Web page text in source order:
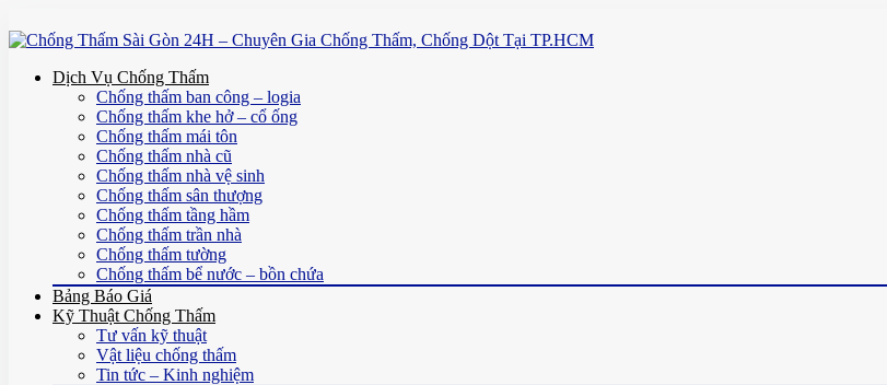
Dịch Vụ Chống Thấm
Chống thấm ban công – logia
Chống thấm khe hở – cổ ống
Chống thấm mái tôn
Chống thấm nhà cũ
Chống thấm nhà vệ sinh
Chống thấm sân thượng
Chống thấm tầng hầm
Chống thấm trần nhà
Chống thấm tường
Chống thấm bể nước – bồn chứa
Bảng Báo Giá
Kỹ Thuật Chống Thấm
Tư vấn kỹ thuật
Vật liệu chống thấm
Tin tức – Kinh nghiệm